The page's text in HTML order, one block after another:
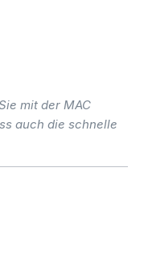
mit der MAC
auch die schnelle